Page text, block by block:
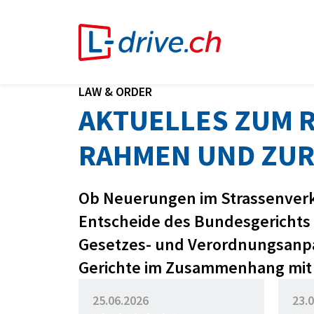
LAW & ORDER
AKTUELLES ZUM
RAHMEN UND
Ob Neuerungen im
Entscheide des
Gesetzes- und
Gerichte im Zusammenhang
25.06.2026